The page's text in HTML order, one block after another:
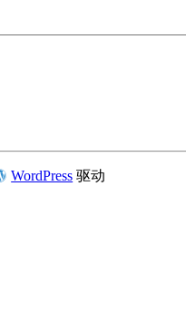
WordPress 驱动